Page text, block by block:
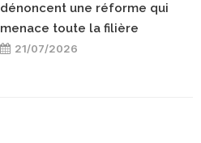
dénoncent une réforme qui
menace toute la filière
21/07/2026